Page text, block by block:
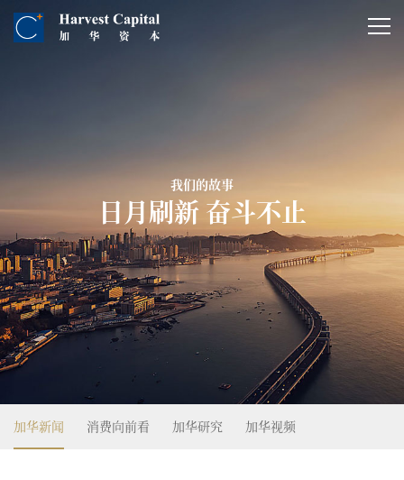
我们的故事
日月刷新 奋斗不止
加华新闻 消费向前看 加华研究 加华视频